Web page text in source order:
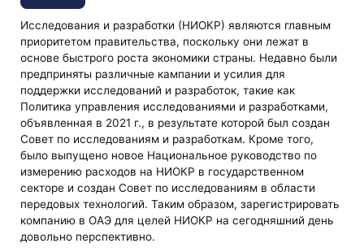
Исследования и разработки (НИОКР) являются главным
приоритетом правительства, поскольку они лежат в
основе быстрого роста экономики страны. Недавно были
предприняты различные кампании и усилия для
поддержки исследований и разработок, такие как
Политика управления исследованиями и разработками,
объявленная в 2021 г., в результате которой был создан
Совет по исследованиям и разработкам. Кроме того,
было выпущено новое Национальное руководство по
измерению расходов на НИОКР в государственном
секторе и создан Совет по исследованиям в области
передовых технологий. Таким образом, зарегистрировать
компанию в ОАЭ для целей НИОКР на сегодняшний день
довольно перспективно.